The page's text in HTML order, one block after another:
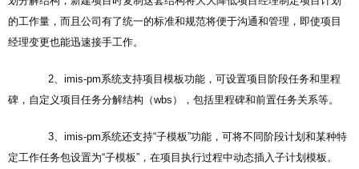
的工作量，而且公司有了统一的标准和规范将便于沟通和管理，即使项目
经理变更也能迅速接手工作。
2、imis-pm系统支持项目模板功能，可设置项目阶段任务和里程
碑，自定义项目任务分解结构（wbs），包括里程碑和前置任务关系等。
3、imis-pm系统还支持“子模板”功能，可将不同阶段计划和某种特
定工作任务包设置为“子模板”，在项目执行过程中动态插入子计划模板。